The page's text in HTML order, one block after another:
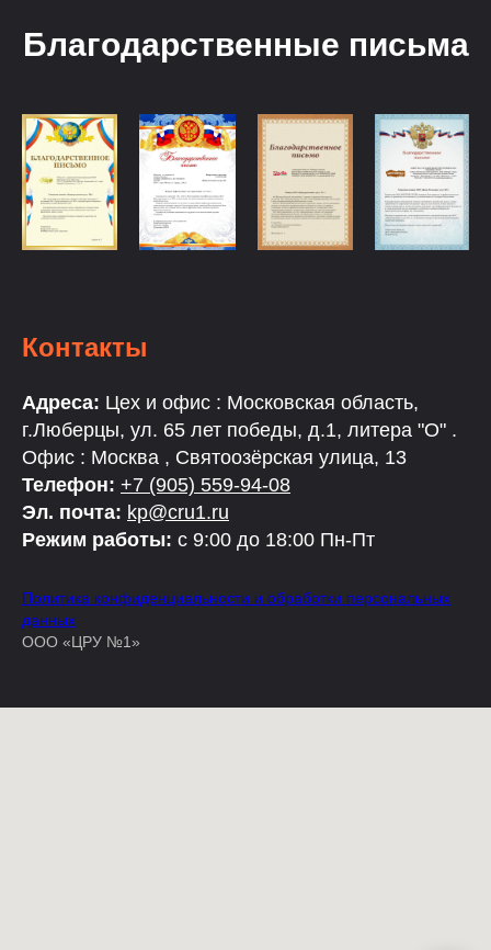
Благодарственные письма
Контакты
Адреса: Цех и офис : Московская область,
г.Люберцы, ул. 65 лет победы, д.1, литера "О" .
Офис : Москва , Святоозёрская улица, 13
Телефон: +7 (905) 559-94-08
Эл. почта: kp@cru1.ru
Режим работы: с 9:00 до 18:00 Пн-Пт
Политика конфиденциальности и обработки персональных
данных
ООО «ЦРУ №1»